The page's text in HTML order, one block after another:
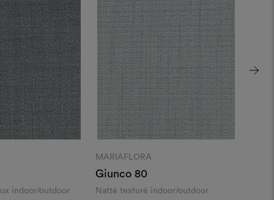
indoor/outdoor
MARIAFLORA
Giunco 80
Natté texturé indoor/outdoor